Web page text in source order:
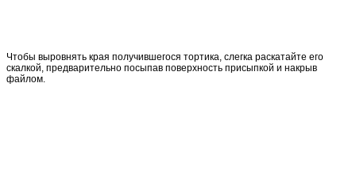
Чтобы выровнять края получившегося тортика, слегка раскатайте его
скалкой, предварительно посыпав поверхность присыпкой и накрыв
файлом.